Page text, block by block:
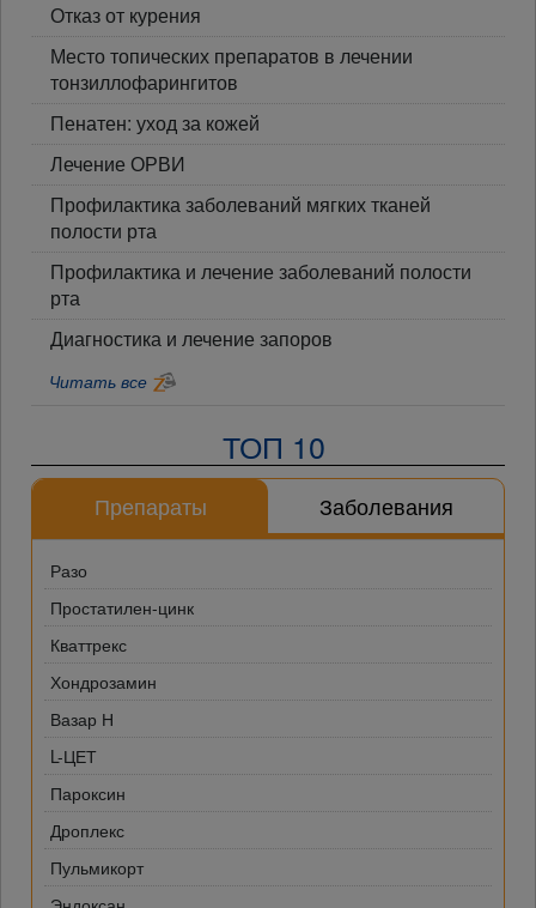
Отказ от курения
Место топических препаратов в лечении
тонзиллофарингитов
Пенатен: уход за кожей
Лечение ОРВИ
Профилактика заболеваний мягких тканей
полости рта
Профилактика и лечение заболеваний полости
рта
Диагностика и лечение запоров
Читать все
ТОП 10
Препараты Заболевания
Разо
Простатилен-цинк
Кваттрекс
Хондрозамин
Вазар Н
L-ЦЕТ
Пароксин
Дроплекс
Пульмикорт